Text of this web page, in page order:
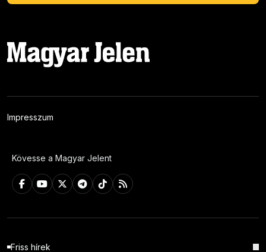
Impresszum
Kövesse a Magyar Jelent
Friss hírek